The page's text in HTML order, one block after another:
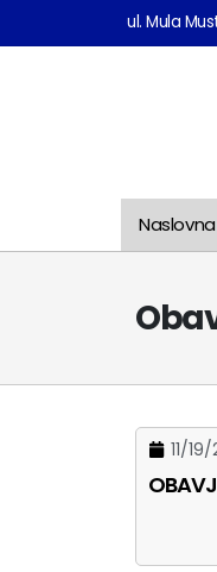
ul. Mula
Naslovna
11/19/